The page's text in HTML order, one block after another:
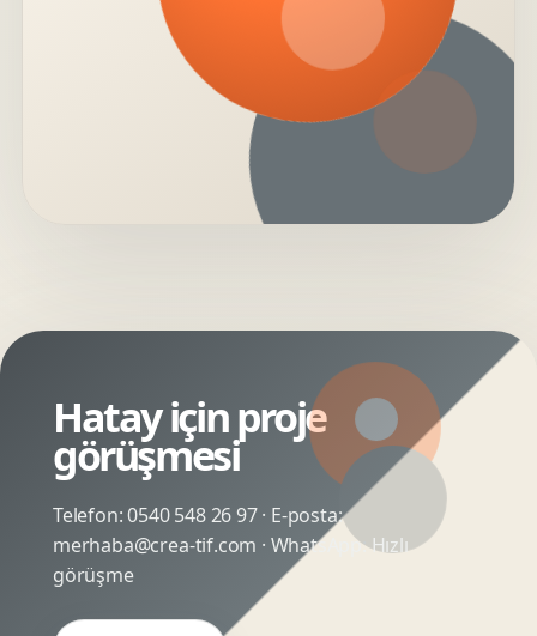
Hatay için proje
görüşmesi
Telefon:0540 548 26 97· E-posta:
merhaba@crea-tif.com · WhatsApp:Hızlı
görüşme